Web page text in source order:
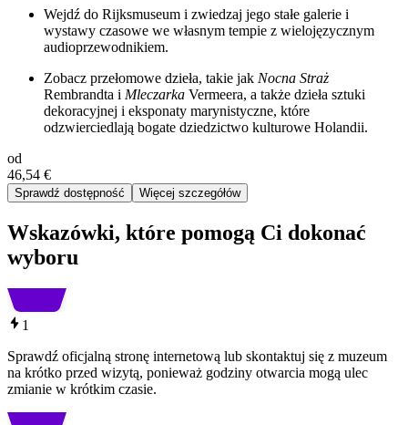
Wejdź do Rijksmuseum i zwiedzaj jego stałe galerie i
wystawy czasowe we własnym tempie z wielojęzycznym
audioprzewodnikiem.
Zobacz przełomowe dzieła, takie jak Nocna Straż
Rembrandta i Mleczarka Vermeera, a także dzieła sztuki
dekoracyjnej i eksponaty marynistyczne, które
odzwierciedlają bogate dziedzictwo kulturowe Holandii.
od
46,54 €
Sprawdź dostępność Więcej szczegółów
Wskazówki, które pomogą Ci dokonać
wyboru
1
Sprawdź oficjalną stronę internetową lub skontaktuj się z muzeum
na krótko przed wizytą, ponieważ godziny otwarcia mogą ulec
zmianie w krótkim czasie.